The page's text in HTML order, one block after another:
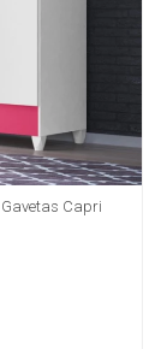
Capri